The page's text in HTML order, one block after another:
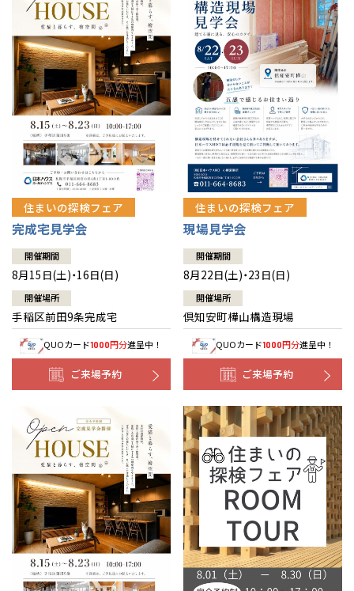
住まいの探検フェア
完成宅見学会
開催期間
8月15日(土)・16日(日)
開催場所
手稲区前田9条完成宅
QUOカード1000円分進呈中！
ご来場予約
住まいの探検フェア
現場見学会
開催期間
8月22日(土)・23日(日)
開催場所
倶知安町樺山構造現場
QUOカード1000円分進呈中！
ご来場予約
全国の展示場
北海道
札幌
東北
お近くのイベント
北海道
札幌
札幌
小樽
東北